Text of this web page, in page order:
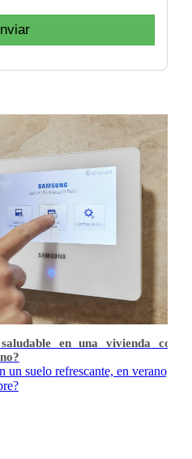
en una vivienda con
suelo refrescante, en verano, que